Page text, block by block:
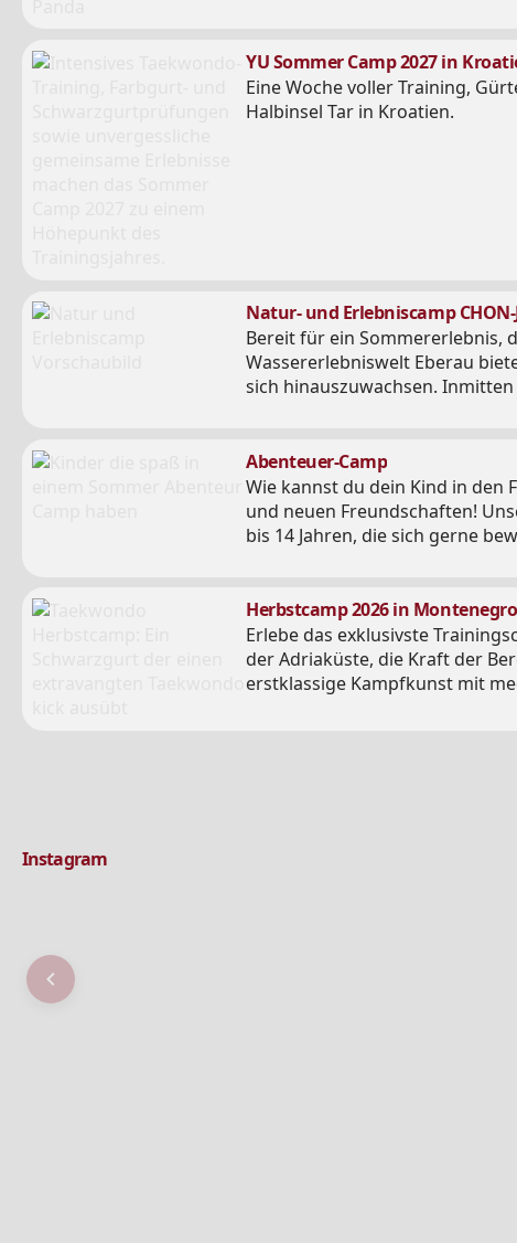
YU Sommer Camp 2027 in
Eine Woche voller Training,
Halbinsel Tar in Kroatien.
Natur- und Erlebniscamp CHON-
Bereit für ein Sommererlebnis,
Wassererlebniswelt Eberau
sich hinauszuwachsen.
Abenteuer-Camp
Wie kannst du dein Kind in den
und neuen Freundschaften! Unser Taekwondo Abenteuer-Camp 2026 im BIG YU Nord ist das perfekte Sommerprogramm für alle Kinder von 6
bis 14 Jahren, die sich gerne
Herbstcamp 2026 in Montenegro
Erlebe das exklusivste
der Adriaküste, die Kraft der
erstklassige Kampfkunst mit
Instagram